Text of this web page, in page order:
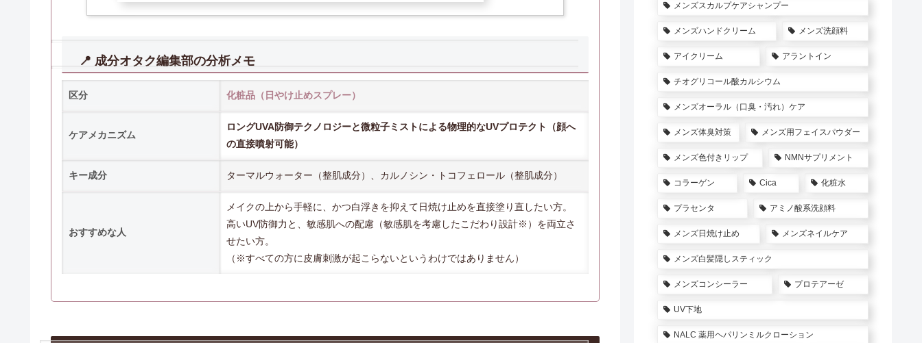
📍 成分オタク編集部の分析メモ
区分 化粧品（日やけ止めスプレー）
ケアメカニズム
ロングUVA防御テクノロジーと微粒子ミストによる物理的なUVプロテクト（顔へ
の直接噴射可能）
キー成分 ターマルウォーター（整肌成分）、カルノシン・トコフェロール（整肌成分）
おすすめな人
メイクの上から手軽に、かつ白浮きを抑えて日焼け止めを直接塗り直したい方。
高いUV防御力と、敏感肌への配慮（敏感肌を考慮したこだわり設計※）を両立さ
せたい方。
（※すべての方に皮膚刺激が起こらないというわけではありません）
メンズスカルプケアシャンプー
メンズハンドクリーム メンズ洗顔料
アイクリーム アラントイン
チオグリコール酸カルシウム
メンズオーラル（口臭・汚れ）ケア
メンズ体臭対策 メンズ用フェイスパウダー
メンズ色付きリップ NMNサプリメント
コラーゲン Cica 化粧水
プラセンタ アミノ酸系洗顔料
メンズ日焼け止め メンズネイルケア
メンズ白髪隠しスティック
メンズコンシーラー プロテアーゼ
UV下地
NALC 薬用ヘパリンミルクローション